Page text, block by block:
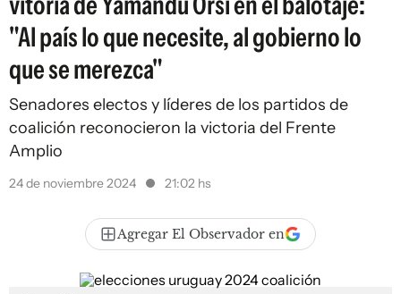
"Al país lo que necesite, al gobierno lo
que se merezca"
Senadores electos y líderes de los partidos de
coalición reconocieron la victoria del Frente
Amplio
24 de noviembre 2024 21:02 hs
Agregar El Observador en